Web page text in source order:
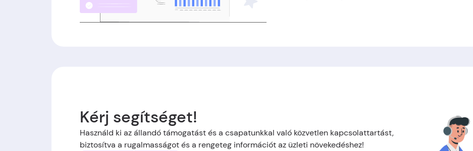
Kérj segítséget!
Használd ki az állandó támogatást és a csapatunkkal való közvetlen kapcsolattartást,
biztosítva a rugalmasságot és a rengeteg információt az üzleti növekedéshez!